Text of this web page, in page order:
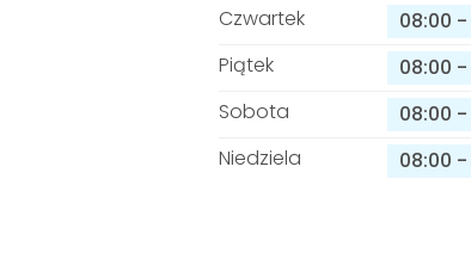
Czwartek
08:00 -
Piątek
08:00 -
Sobota
08:00 -
Niedziela
08:00 -